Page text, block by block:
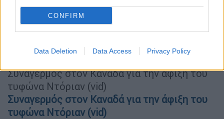
CONFIRM
Data Deletion Data Access Privacy Policy
Τυφώνας Ντόριαν στις Μπαχάμες
Συναγερμός στον Καναδά για την άφιξη του
τυφώνα Ντόριαν (vid)
Συναγερμός στον Καναδά για την άφιξη του
τυφώνα Ντόριαν (vid)